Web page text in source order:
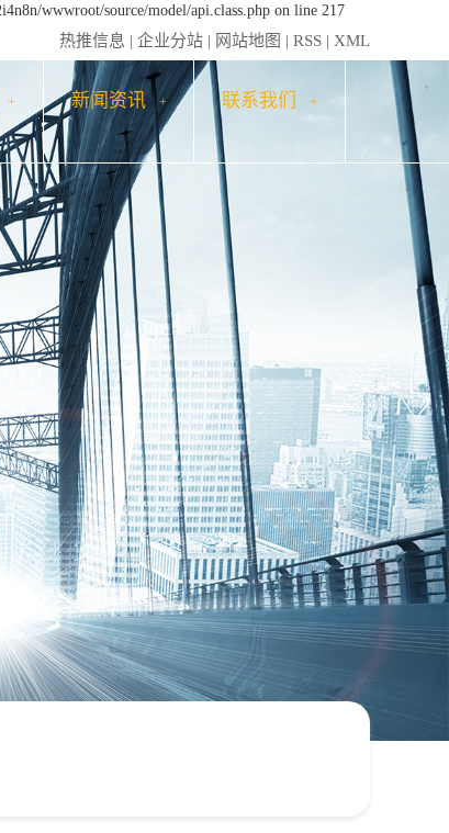
wwwroot/source/model/api.class.php on line 217
热推信息 | 企业分站 | 网站地图 | RSS | XML
+ 新闻资讯 + 联系我们 +